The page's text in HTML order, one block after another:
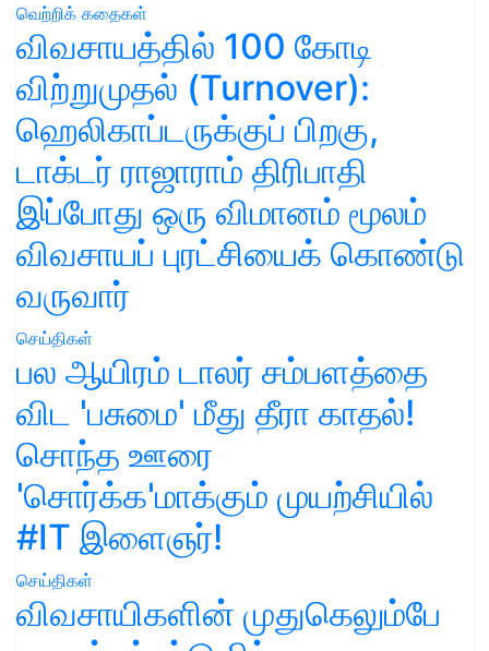
வெற்றிக் கதைகள்
விவசாயத்தில் 100 கோடி
விற்றுமுதல் (Turnover):
ஹெலிகாப்டருக்குப் பிறகு,
டாக்டர் ராஜாராம் திரிபாதி
இப்போது ஒரு விமானம் மூலம்
விவசாயப் புரட்சியைக் கொண்டு
வருவார்
செய்திகள்
பல ஆயிரம் டாலர் சம்பளத்தை
விட 'பசுமை' மீது தீரா காதல்!
சொந்த ஊரை
'சொர்க்க'மாக்கும் முயற்சியில்
#IT இளைஞர்!
செய்திகள்
விவசாயிகளின் முதுகெலும்பே